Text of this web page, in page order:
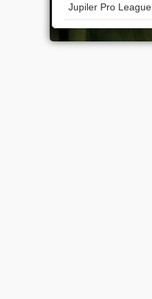
Jupiler Pro League